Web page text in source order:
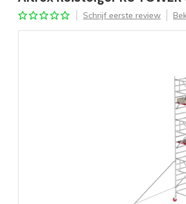
Schrijf eerste review